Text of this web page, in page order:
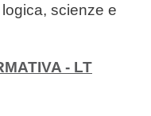
logica, scienze e
- LT